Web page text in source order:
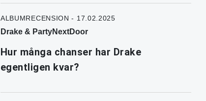
ALBUMRECENSION - 17.02.2025
Drake & PartyNextDoor
Hur många chanser har Drake
egentligen kvar?